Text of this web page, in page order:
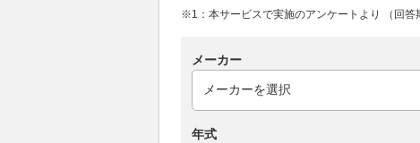
※1：本サービスで実施のアンケートより （回答
メーカー
年式